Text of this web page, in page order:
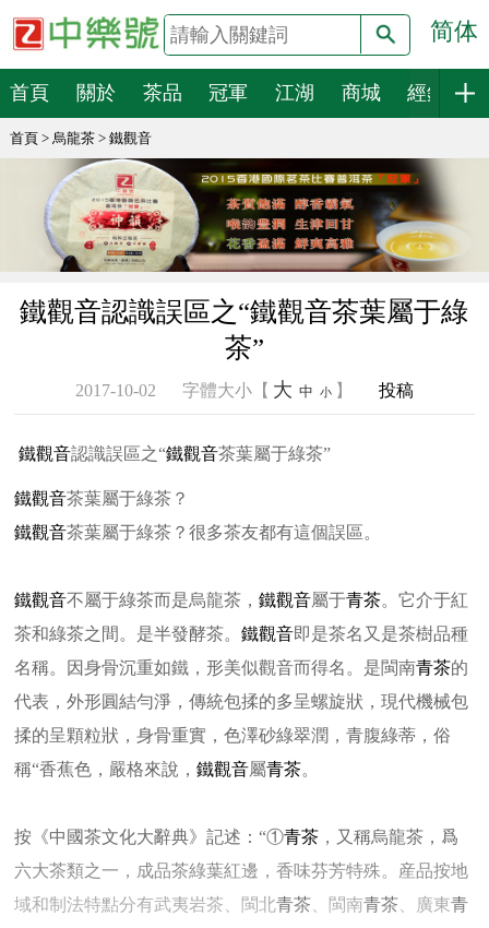
简体
首頁 關於 茶品 冠軍 江湖 商城 經銷
首頁> 烏龍茶> 鐵觀音
鐵觀音認識誤區之“鐵觀音茶葉屬于綠
茶”
2017-10-02 字體大小【 大 中 小 】 投稿
鐵觀音認識誤區之“鐵觀音茶葉屬于綠茶”
鐵觀音茶葉屬于綠茶？
鐵觀音茶葉屬于綠茶？很多茶友都有這個誤區。
鐵觀音不屬于綠茶而是烏龍茶，鐵觀音屬于青茶。它介于紅
茶和綠茶之間。是半發酵茶。鐵觀音即是茶名又是茶樹品種
名稱。因身骨沉重如鐵，形美似觀音而得名。是閩南青茶的
代表，外形圓結勻淨，傳統包揉的多呈螺旋狀，現代機械包
揉的呈顆粒狀，身骨重實，色澤砂綠翠潤，青腹綠蒂，俗
稱“香蕉色，嚴格來說，鐵觀音屬青茶。
按《中國茶文化大辭典》記述：“①青茶 ，又稱烏龍茶，爲
六大茶類之一，成品茶綠葉紅邊，香味芬芳特殊。産品按地
域和制法特點分有武夷岩茶、閩北青茶 、閩南青茶 、廣東青